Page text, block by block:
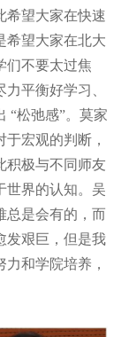
希望大家在快速
希望大家在北大
们不要太过焦
平衡好学习、
“松弛感”。莫家
宏观的判断，
积极与不同师友
世界的认知。吴
总是会有的，而
发艰巨，但是我
和学院培养，